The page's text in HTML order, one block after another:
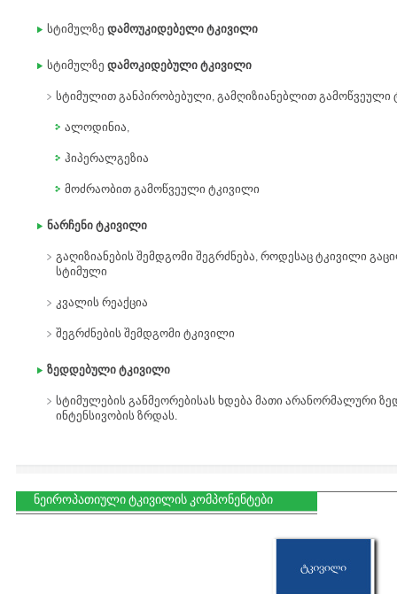
სტიმულზე დამოუკიდებელი ტკივილი
სტიმულზე დამოკიდებული ტკივილი
სტიმულით განპირობებული, გამღიზიანებლით გამოწვეული
ალოდინია,
ჰიპერალგეზია
მოძრაობით გამოწვეული ტკივილი
ნარჩენი ტკივილი
გაღიზიანების შემდგომი შეგრძნება, როდესაც ტკივილი
სტიმული
კვალის რეაქცია
შეგრძნების შემდგომი ტკივილი
ზედდებული ტკივილი
სტიმულების განმეორებისას ხდება მათი არანორმალური
ინტენსივობის ზრდას.
ნეიროპათიული ტკივილის კომპონენტები